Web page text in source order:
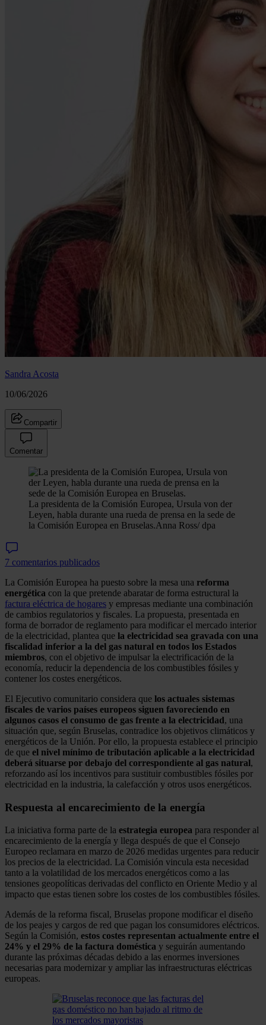
Sandra Acosta
10/06/2026
Compartir
Comentar
La presidenta de la Comisión Europea, Ursula von der
Leyen, habla durante una rueda de prensa en la sede de
la Comisión Europea en Bruselas.Anna Ross/ dpa
7 comentarios publicados
La Comisión Europea ha puesto sobre la mesa una reforma
energética con la que pretende abaratar de forma estructural la
factura eléctrica de hogares y empresas mediante una combinación
de cambios regulatorios y fiscales. La propuesta, presentada en
forma de borrador de reglamento para modificar el mercado interior
de la electricidad, plantea que la electricidad sea gravada con una
fiscalidad inferior a la del gas natural en todos los Estados
miembros, con el objetivo de impulsar la electrificación de la
economía, reducir la dependencia de los combustibles fósiles y
contener los costes energéticos.
El Ejecutivo comunitario considera que los actuales sistemas
fiscales de varios países europeos siguen favoreciendo en
algunos casos el consumo de gas frente a la electricidad, una
situación que, según Bruselas, contradice los objetivos climáticos y
energéticos de la Unión. Por ello, la propuesta establece el principio
de que el nivel mínimo de tributación aplicable a la electricidad
deberá situarse por debajo del correspondiente al gas natural,
reforzando así los incentivos para sustituir combustibles fósiles por
electricidad en la industria, la calefacción y otros usos energéticos.
Respuesta al encarecimiento de la energía
La iniciativa forma parte de la estrategia europea para responder al
encarecimiento de la energía y llega después de que el Consejo
Europeo reclamara en marzo de 2026 medidas urgentes para reducir
los precios de la electricidad. La Comisión vincula esta necesidad
tanto a la volatilidad de los mercados energéticos como a las
tensiones geopolíticas derivadas del conflicto en Oriente Medio y al
impacto que estas tienen sobre los costes de los combustibles fósiles.
Además de la reforma fiscal, Bruselas propone modificar el diseño
de los peajes y cargos de red que pagan los consumidores eléctricos.
Según la Comisión, estos costes representan actualmente entre el
24% y el 29% de la factura doméstica y seguirán aumentando
durante las próximas décadas debido a las enormes inversiones
necesarias para modernizar y ampliar las infraestructuras eléctricas
europeas.